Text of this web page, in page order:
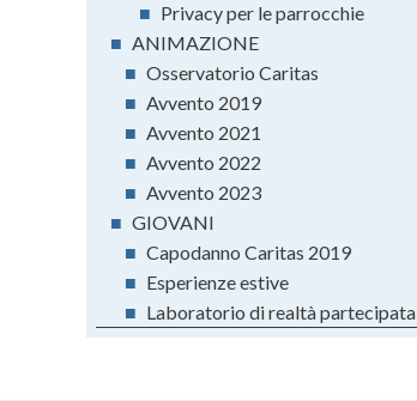
■ Privacy per le parrocchie
■ ANIMAZIONE
■ Osservatorio Caritas
■ Avvento 2019
■ Avvento 2021
■ Avvento 2022
■ Avvento 2023
■ GIOVANI
■ Capodanno Caritas 2019
■ Esperienze estive
■ Laboratorio di realtà partecipata